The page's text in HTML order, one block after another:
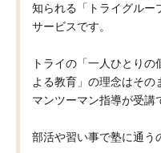
知られる「トライグルー
サービスです。
トライの「一人ひとり
よる教育」の理念はその
マンツーマン指導が受講
部活や習い事で塾に通う